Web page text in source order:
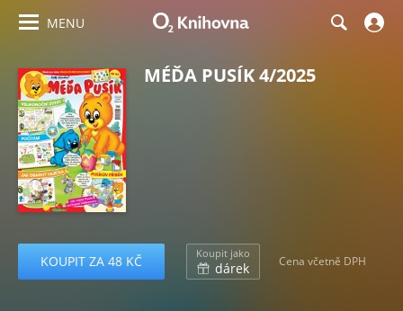
MENU
MÉĎA PUSÍK 4/2025
KOUPIT ZA 48 KČ Koupit jako
dárek Cena včetně DPH